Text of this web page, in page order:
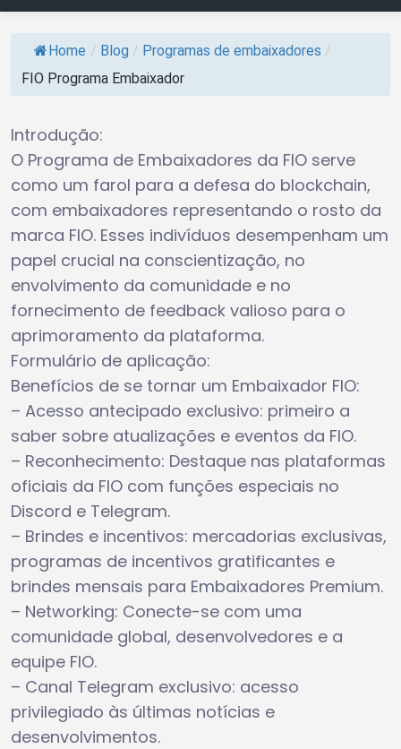
Home / Blog / Programas de embaixadores /
FIO Programa Embaixador
Introdução:
O Programa de Embaixadores da FIO serve
como um farol para a defesa do blockchain,
com embaixadores representando o rosto da
marca FIO. Esses indivíduos desempenham um
papel crucial na conscientização, no
envolvimento da comunidade e no
fornecimento de feedback valioso para o
aprimoramento da plataforma.
Formulário de aplicação:
Benefícios de se tornar um Embaixador FIO:
– Acesso antecipado exclusivo: primeiro a
saber sobre atualizações e eventos da FIO.
– Reconhecimento: Destaque nas plataformas
oficiais da FIO com funções especiais no
Discord e Telegram.
– Brindes e incentivos: mercadorias exclusivas,
programas de incentivos gratificantes e
brindes mensais para Embaixadores Premium.
– Networking: Conecte-se com uma
comunidade global, desenvolvedores e a
equipe FIO.
– Canal Telegram exclusivo: acesso
privilegiado às últimas notícias e
desenvolvimentos.